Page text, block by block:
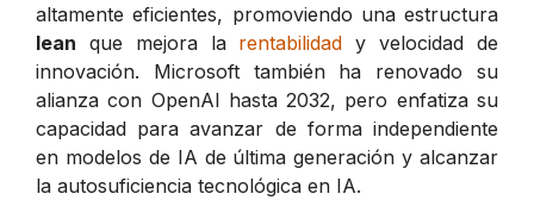
altamente eficientes, promoviendo una estructura
lean que mejora la rentabilidad y velocidad de
innovación. Microsoft también ha renovado su
alianza con OpenAI hasta 2032, pero enfatiza su
capacidad para avanzar de forma independiente
en modelos de IA de última generación y alcanzar
la autosuficiencia tecnológica en IA.